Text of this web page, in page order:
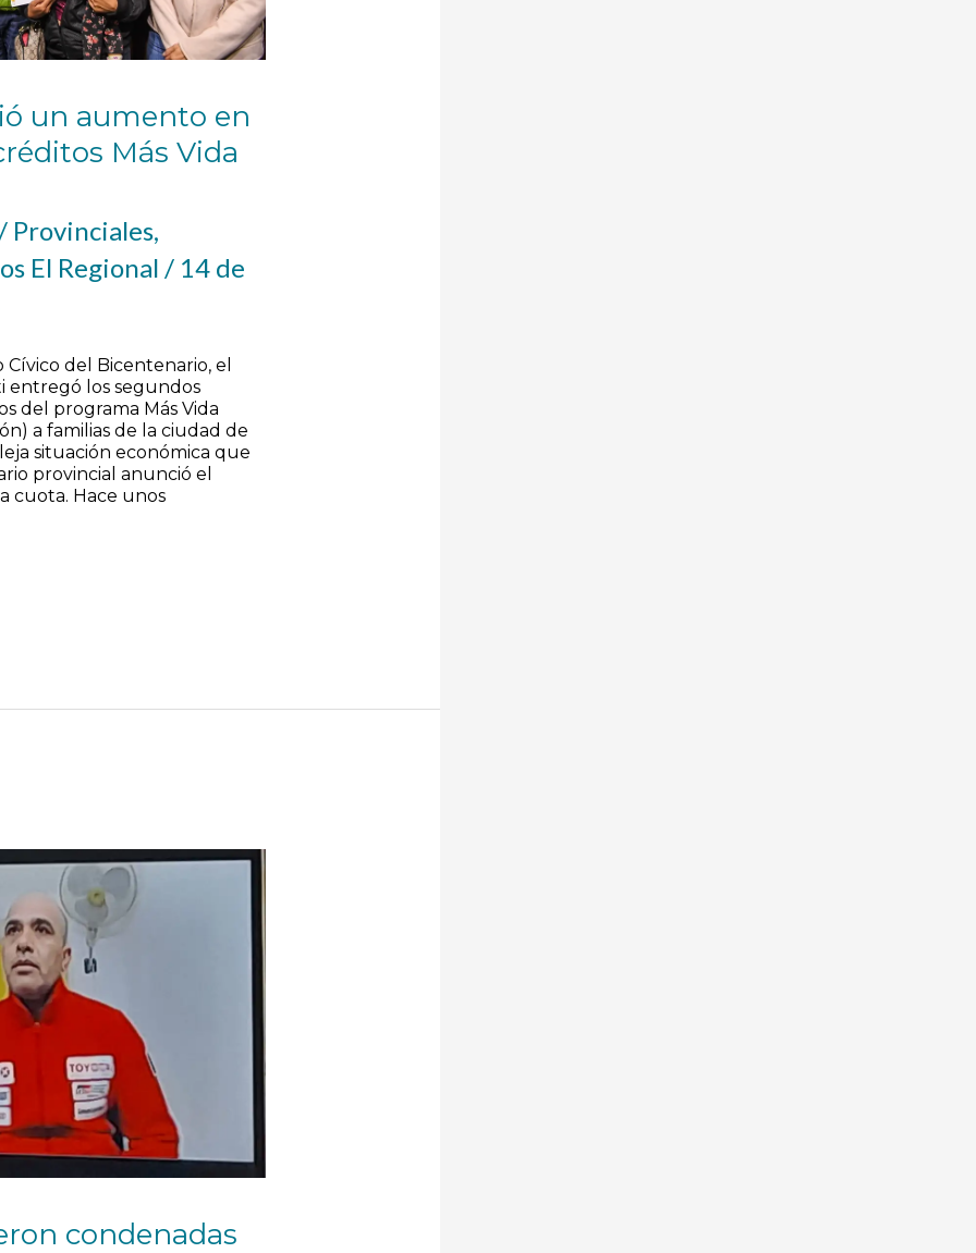
un aumento en
Más Vida
Provinciales,
El Regional/ 14 de
del Bicentenario, el
entregó los segundos
del programa Más Vida
a familias de la ciudad de
situación económica que
provincial anunció el
cuota. Hace unos
condenadas